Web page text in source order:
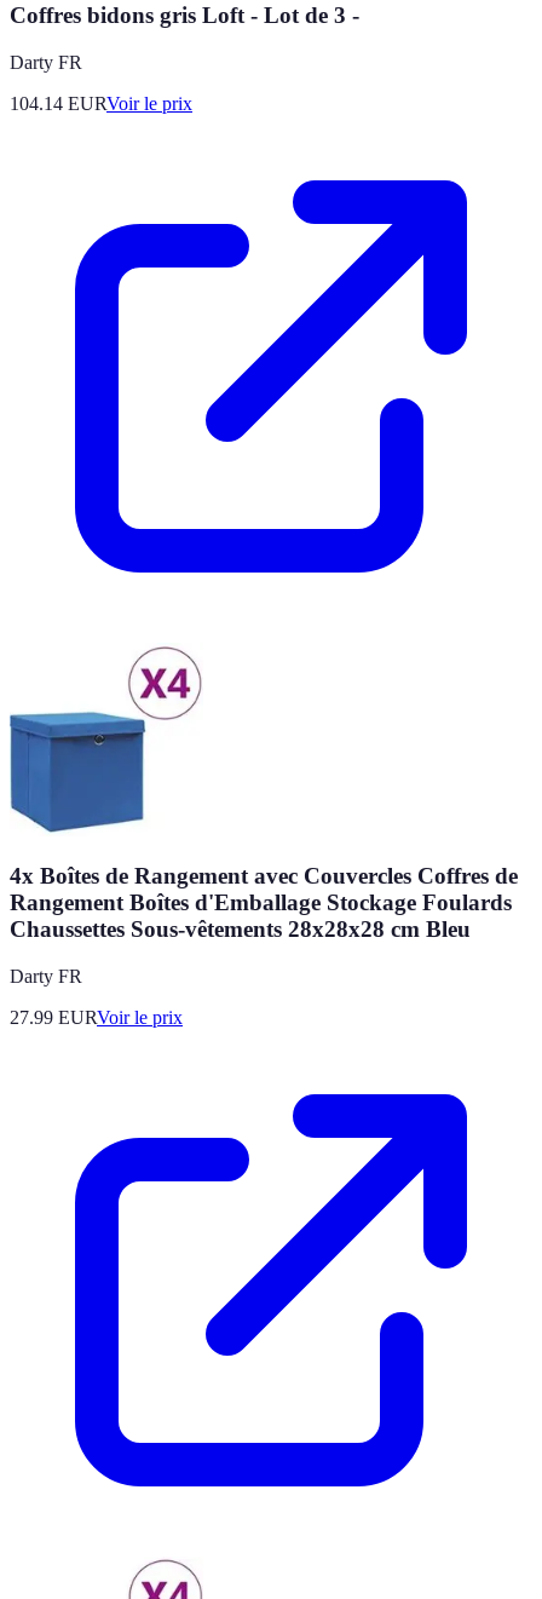
Coffres bidons gris Loft - Lot de 3 -
Darty FR
104.14 EURVoir le prix
4x Boîtes de Rangement avec Couvercles Coffres de
Rangement Boîtes d'Emballage Stockage Foulards
Chaussettes Sous-vêtements 28x28x28 cm Bleu
Darty FR
27.99 EURVoir le prix